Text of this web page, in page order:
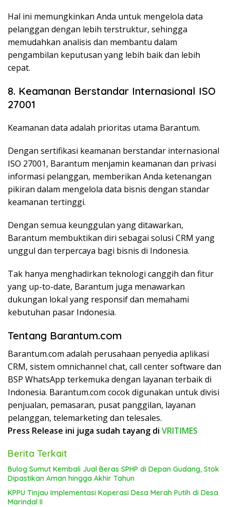
Hal ini memungkinkan Anda untuk mengelola data
pelanggan dengan lebih terstruktur, sehingga
memudahkan analisis dan membantu dalam
pengambilan keputusan yang lebih baik dan lebih
cepat.
8. Keamanan Berstandar Internasional ISO
27001
Keamanan data adalah prioritas utama Barantum.
Dengan sertifikasi keamanan berstandar internasional
ISO 27001, Barantum menjamin keamanan dan privasi
informasi pelanggan, memberikan Anda ketenangan
pikiran dalam mengelola data bisnis dengan standar
keamanan tertinggi.
Dengan semua keunggulan yang ditawarkan,
Barantum membuktikan diri sebagai solusi CRM yang
unggul dan terpercaya bagi bisnis di Indonesia.
Tak hanya menghadirkan teknologi canggih dan fitur
yang up-to-date, Barantum juga menawarkan
dukungan lokal yang responsif dan memahami
kebutuhan pasar Indonesia.
Tentang Barantum.com
Barantum.com adalah perusahaan penyedia aplikasi
CRM, sistem omnichannel chat, call center software dan
BSP WhatsApp terkemuka dengan layanan terbaik di
Indonesia. Barantum.com cocok digunakan untuk divisi
penjualan, pemasaran, pusat panggilan, layanan
pelanggan, telemarketing dan telesales.
Press Release ini juga sudah tayang di VRITIMES
Berita Terkait
Bulog Sumut Kembali Jual Beras SPHP di Depan Gudang, Stok
Dipastikan Aman hingga Akhir Tahun
KPPU Tinjau Implementasi Koperasi Desa Merah Putih di Desa
Marindal II